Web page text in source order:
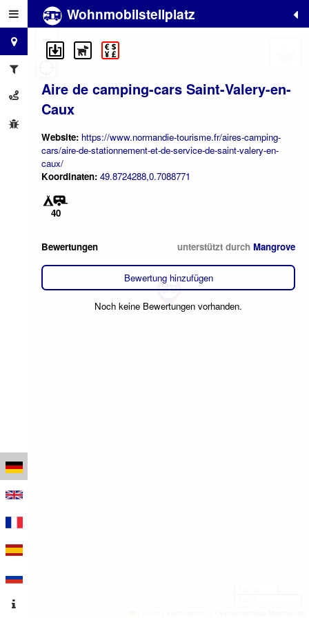
Wohnmobilstellplatz
Aire de camping-cars Saint-Valery-en-
Caux
Website: https://www.normandie-tourisme.fr/aires-camping-
cars/aire-de-stationnement-et-de-service-de-saint-valery-en-
caux/
Koordinaten: 49.8724288,0.7088771
40
Bewertungen unterstützt durch Mangrove
Bewertung hinzufügen
Noch keine Bewertungen vorhanden.
+
−